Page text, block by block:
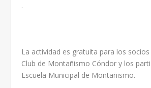
.
La actividad es gratuita para los
Club de Montañismo Cóndor y los
Escuela Municipal de Montañismo.